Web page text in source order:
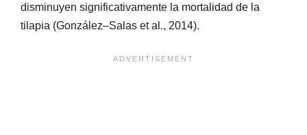
disminuyen significativamente la mortalidad de la
tilapia (González–Salas et al., 2014).